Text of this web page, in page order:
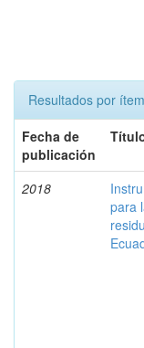
Resultados por
Fecha de
publicación
2018
para